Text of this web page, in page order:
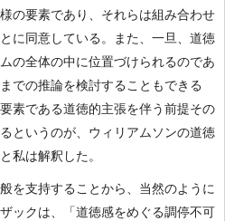
の要素であり、それらは組み合わせ
に同意している。また、一旦、道徳
の全体の中に位置づけられるのであ
での推論を検討することもできる
素である道徳的主張を伴う前提その
というのが、ウィリアムソンの道徳
私は解釈した。
を支持することから、当然のように
ックは、「道徳感をめぐる調停不可